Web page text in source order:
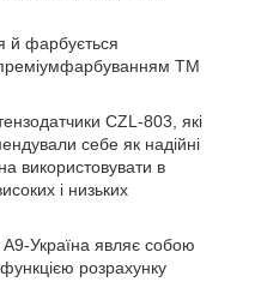
й фарбується
ТМ
CZL-803, які
себе як надійні
використовувати в
і низьких
Україна являє собою
розрахунку